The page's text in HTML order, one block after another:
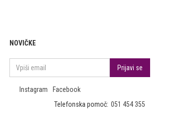
NOVIČKE
Instagram
Facebook
Telefonska pomoč: 051 454 355